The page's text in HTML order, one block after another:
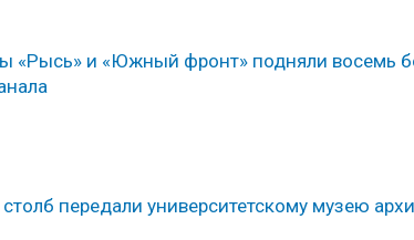
«Рысь» и «Южный фронт» подняли восемь
передали университетскому музею